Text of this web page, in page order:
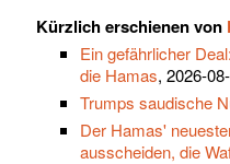
Kürzlich erschienen von
Ein gefährlicher
die Hamas, 2026-
Trumps saudische
Der Hamas'
ausscheiden, die